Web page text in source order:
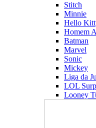
Stitch
Minnie
Hello
Homem
Batman
Marvel
Sonic
Mickey
Liga da
LOL
Looney